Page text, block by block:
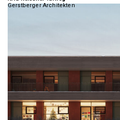
Gerstberger Architekten